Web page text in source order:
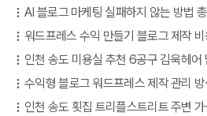
AI 블로그 마케팅 실패하지 않는 방법 총
워드프레스 수익 만들기 블로그 제작
인천 송도 미용실 추천 6공구 김욱헤어
수익형 블로그 워드프레스 제작 관리 방
인천 송도 횟집 트리플스트리트 주변